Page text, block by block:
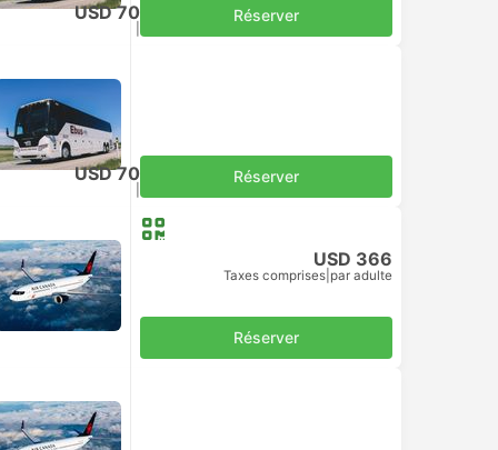
USD 70 Réserver
USD 70 Réserver
USD 366
Taxes comprises par adulte
Réserver